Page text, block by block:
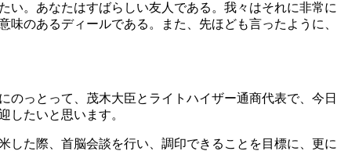
。あなたはすばらしい友人である。我々はそれに非常
味のあるディールである。また、先ほども言ったよう
っとって、茂木大臣とライトハイザー通商代表で、今
したいと思います。
た際、首脳会談を行い、調印できることを目標に、更